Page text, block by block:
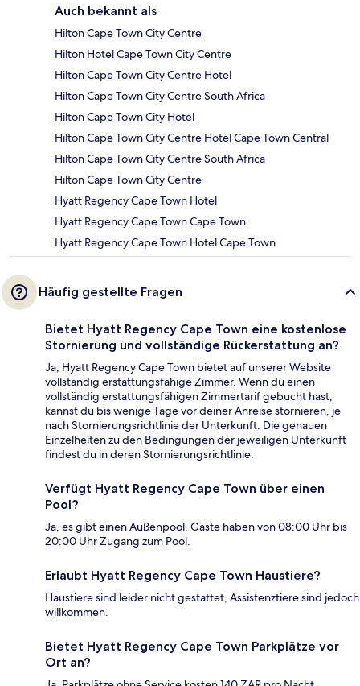
Auch bekannt als
Hilton Cape Town City Centre
Hilton Hotel Cape Town City Centre
Hilton Cape Town City Centre Hotel
Hilton Cape Town City Centre South Africa
Hilton Cape Town City Hotel
Hilton Cape Town City Centre Hotel Cape Town Central
Hilton Cape Town City Centre South Africa
Hilton Cape Town City Centre
Hyatt Regency Cape Town Hotel
Hyatt Regency Cape Town Cape Town
Hyatt Regency Cape Town Hotel Cape Town
Häufig gestellte Fragen
Bietet Hyatt Regency Cape Town eine kostenlose
Stornierung und vollständige Rückerstattung an?
Ja, Hyatt Regency Cape Town bietet auf unserer Website
vollständig erstattungsfähige Zimmer. Wenn du einen
vollständig erstattungsfähigen Zimmertarif gebucht hast,
kannst du bis wenige Tage vor deiner Anreise stornieren, je
nach Stornierungsrichtlinie der Unterkunft. Die genauen
Einzelheiten zu den Bedingungen der jeweiligen Unterkunft
findest du in deren Stornierungsrichtlinie.
Verfügt Hyatt Regency Cape Town über einen
Pool?
Ja, es gibt einen Außenpool. Gäste haben von 08:00 Uhr bis
20:00 Uhr Zugang zum Pool.
Erlaubt Hyatt Regency Cape Town Haustiere?
Haustiere sind leider nicht gestattet, Assistenztiere sind jedoch
willkommen.
Bietet Hyatt Regency Cape Town Parkplätze vor
Ort an?